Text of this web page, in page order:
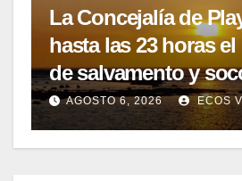
La Concejalía de
hasta las 23 horas
de salvamento y
el eclipse solar del
AGOSTO 6, 2026 ECOS